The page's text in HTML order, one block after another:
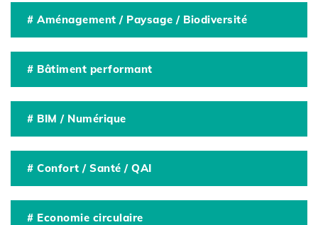
# Aménagement / Paysage / Biodiversité
# Bâtiment performant
# BIM / Numérique
# Confort / Santé / QAI
# Economie circulaire